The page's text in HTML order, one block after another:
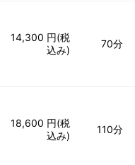
14,300 円(税
込み)
70分
18,600 円(税
込み)
110分